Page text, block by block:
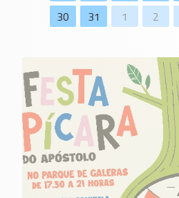
30
31 1 2